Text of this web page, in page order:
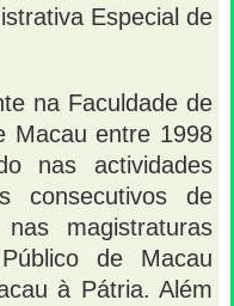
Especial de
na Faculdade de
Macau entre 1998
nas actividades
consecutivos de
magistraturas
de Macau
à Pátria. Além